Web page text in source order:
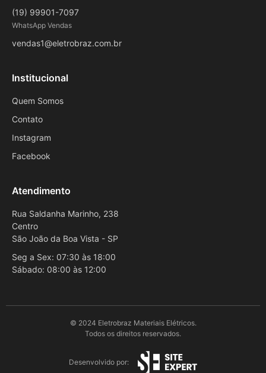
(19) 99901-7097
WhatsApp Vendas
vendas1@eletrobraz.com.br
Institucional
Quem Somos
Contato
Instagram
Facebook
Atendimento
Rua Saldanha Marinho, 238
Centro
São João da Boa Vista - SP
Seg a Sex: 07:30 às 18:00
Sábado: 08:00 às 12:00
© 2024 Eletrobraz Materiais Elétricos.
Todos os direitos reservados.
Desenvolvido por: